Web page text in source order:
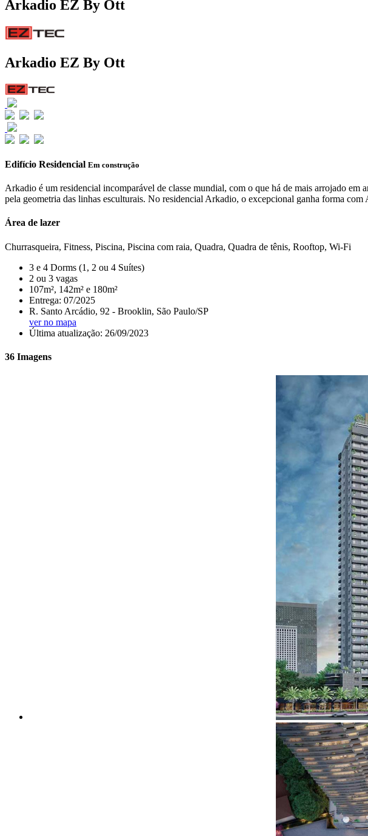
Arkadio EZ By Ott
Arkadio EZ By Ott
Edifício Residencial Em construção
Arkadio é um residencial incomparável de classe mundial, com o que há de mais arrojado
pela geometria das linhas esculturais. No residencial Arkadio, o excepcional ganha forma
Área de lazer
Churrasqueira, Fitness, Piscina, Piscina com raia, Quadra, Quadra de tênis, Rooftop, Wi-Fi
3 e 4 Dorms (1, 2 ou 4 Suítes)
2 ou 3 vagas
107m², 142m² e 180m²
Entrega: 07/2025
R. Santo Arcádio, 92 - Brooklin, São Paulo/SP
ver no mapa
Última atualização: 26/09/2023
36 Imagens